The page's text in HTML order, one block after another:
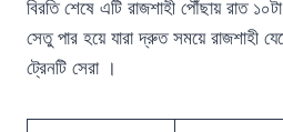
বিরতি শেষে এটি রাজশাহী পৌঁছায় রাত
সেতু পার হয়ে যারা দ্রুত সময়ে রাজশাহী
ট্রেনটি সেরা ।